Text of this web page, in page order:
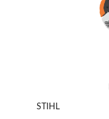
STIHL